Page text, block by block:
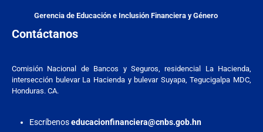
Gerencia de Educación e Inclusión Financiera y Género
Contáctanos
Comisión Nacional de Bancos y Seguros, residencial La Hacienda,
intersección bulevar La Hacienda y bulevar Suyapa, Tegucigalpa MDC,
Honduras. CA.
Escríbenoseducacionfinanciera@cnbs.gob.hn